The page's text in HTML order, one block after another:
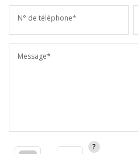
N° de téléphone*
Message*